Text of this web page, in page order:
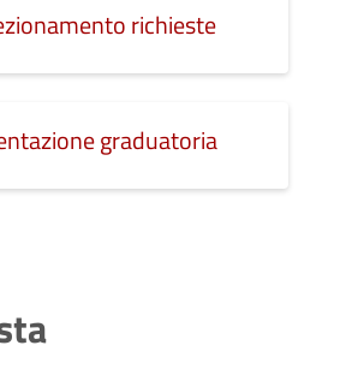
richieste
graduatoria